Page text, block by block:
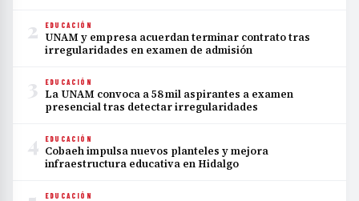
2 EDUCACIÓN
UNAM y empresa acuerdan terminar contrato tras
irregularidades en examen de admisión
3 EDUCACIÓN
La UNAM convoca a 58 mil aspirantes a examen
presencial tras detectar irregularidades
4 EDUCACIÓN
Cobaeh impulsa nuevos planteles y mejora
infraestructura educativa en Hidalgo
EDUCACIÓN